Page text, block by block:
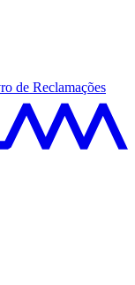
de Reclamações